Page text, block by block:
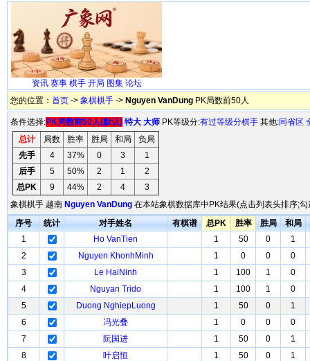
资讯 赛事 棋手 开局 图集 论坛
您的位置： 首页 -> 象棋棋手 -> Nguyen VanDung PK局数前50人
条件选择:PK局数前50人(默认) 特大 大师 PK等级分:有过等级分棋手 其他:同省区
总计
局数 胜率 胜局 和局
负局
先手
4 37% 0 3
1
后手
5 50% 2 1
2
总PK
9 44% 2 4
3
象棋棋手 越南 Nguyen VanDung 在本站象棋数据库中PK结果(点击列表头排序;
序号
统计 对手姓名 有棋谱 总PK 胜率 胜局 和局
1
Ho VanTien 1 50 0
1
2
Nguyen KhonhMinh 1 0 0
0
3
Le HaiNinh 1 100 1
0
4
Nguyan Trido 1 100 1
0
5
Duong NghiepLuong 1 50 0
1
6
冯光叠 1 0 0
0
7
阮国进 1 50 0
1
8
叶启恒 1 50 0
1